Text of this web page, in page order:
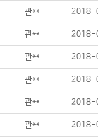
관** 2018-
관** 2018-
관** 2018-
관** 2018-
관** 2018-
관** 2018-